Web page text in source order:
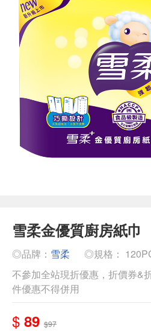
雪柔金優質廚房紙巾
◎品牌： 雪柔
◎規格：
不參加全站現折優惠，折價券&
件優惠不得併用
$ 89 $97